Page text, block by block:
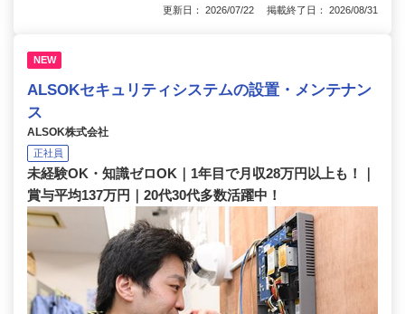
更新日： 2026/07/22 掲載終了日： 2026/08/31
NEW
ALSOKセキュリティシステムの設置・メンテナン
ス
ALSOK株式会社
正社員
未経験OK・知識ゼロOK｜1年目で月収28万円以上も！｜
賞与平均137万円｜20代30代多数活躍中！